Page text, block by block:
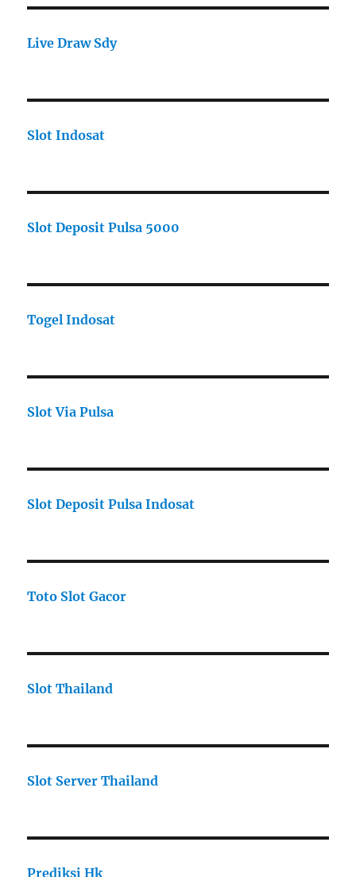
Live Draw Sdy
Slot Indosat
Slot Deposit Pulsa 5000
Togel Indosat
Slot Via Pulsa
Slot Deposit Pulsa Indosat
Toto Slot Gacor
Slot Thailand
Slot Server Thailand
Prediksi Hk